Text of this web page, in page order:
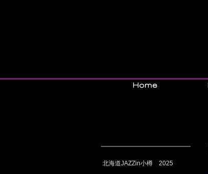
北海道JAZZin小樽 2025